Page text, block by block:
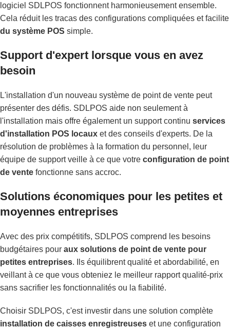
logiciel SDLPOS fonctionnent harmonieusement ensemble.
Cela réduit les tracas des configurations compliquées et facilite
du système POS simple.
Support d'expert lorsque vous en avez
besoin
L'installation d'un nouveau système de point de vente peut
présenter des défis. SDLPOS aide non seulement à
l'installation mais offre également un support continu services
d'installation POS locaux et des conseils d'experts. De la
résolution de problèmes à la formation du personnel, leur
équipe de support veille à ce que votre configuration de point
de vente fonctionne sans accroc.
Solutions économiques pour les petites et
moyennes entreprises
Avec des prix compétitifs, SDLPOS comprend les besoins
budgétaires pour aux solutions de point de vente pour
petites entreprises. Ils équilibrent qualité et abordabilité, en
veillant à ce que vous obteniez le meilleur rapport qualité-prix
sans sacrifier les fonctionnalités ou la fiabilité.
Choisir SDLPOS, c'est investir dans une solution complète
installation de caisses enregistreuses et une configuration